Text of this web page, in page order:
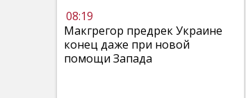
08:19
Макгрегор предрек Украине
конец даже при новой
помощи Запада